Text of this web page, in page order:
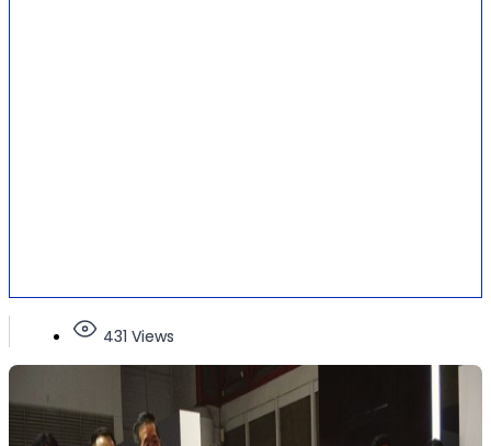
431 Views